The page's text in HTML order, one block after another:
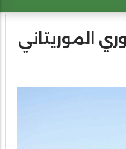
الموريتاني